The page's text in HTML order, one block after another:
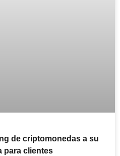
de criptomonedas a su
para clientes